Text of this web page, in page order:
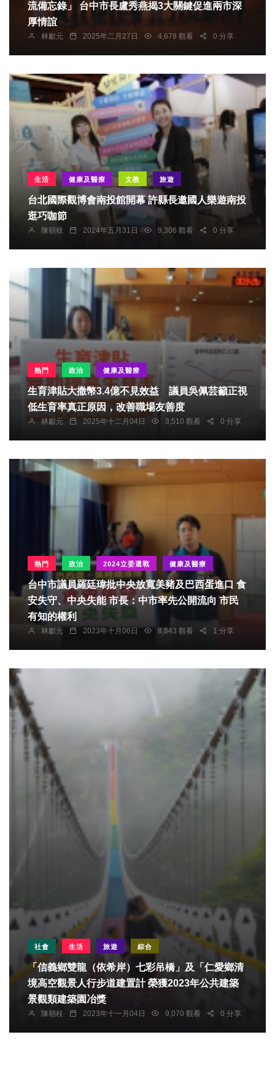
流備忘錄」 台中市長盧秀燕揭3大關鍵促進兩市深
厚情誼
林獻元 2025年二月27日 4,678 觀看 0 分享
生活 健康及醫療 文教 旅遊
台北國際觀博會南投館開幕 許縣長邀國人樂遊南投
逛巧咖節
陳朝枝 2024年五月31日 9,306 觀看 0 分享
熱門 政治 健康及醫療
生育津貼大撒幣3.4億不見效益 議員吳佩芸籲正視
低生育率真正原因，改善職場友善度
林獻元 2025年十二月04日 3,510 觀看 0 分享
熱門 政治 2024立委選戰 健康及醫療
台中市議員羅廷瑋批中央放寬美豬及巴西蛋進口 食
安失守、中央失能 市長：中市率先公開流向 市民
有知的權利
林獻元 2023年十月06日 8,843 觀看 1 分享
社會 生活 旅遊 綜合
「信義鄉雙龍（依希岸）七彩吊橋」及「仁愛鄉清
境高空觀景人行步道建置計 榮獲2023年公共建築
景觀類建築園冶獎
陳朝枝 2023年十一月04日 9,070 觀看 0 分享